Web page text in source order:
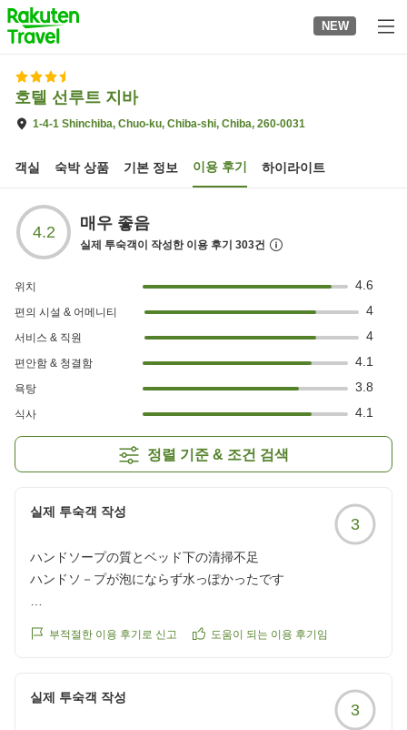
to
top
page
NEW
호텔 선루트 지바
1-4-1 Shinchiba, Chuo-ku, Chiba-shi, Chiba, 260-0031
객실 숙박 상품 기본 정보 이용 후기 하이라이트
4.2 매우 좋음
실제 투숙객이 작성한 이용 후기 303건
위치 4.6
편의 시설 & 어메니티 4
서비스 & 직원 4
편안함 & 청결함 4.1
욕탕 3.8
식사 4.1
정렬 기준 & 조건 검색
실제 투숙객 작성
3
ハンドソープの質とベッド下の清掃不足
ハンドソ－プが泡にならず水っぽかったです
クチコミの詳細はこちらから
부적절한 이용 후기로 신고 도움이 되는 이용 후기임
실제 투숙객 작성
3